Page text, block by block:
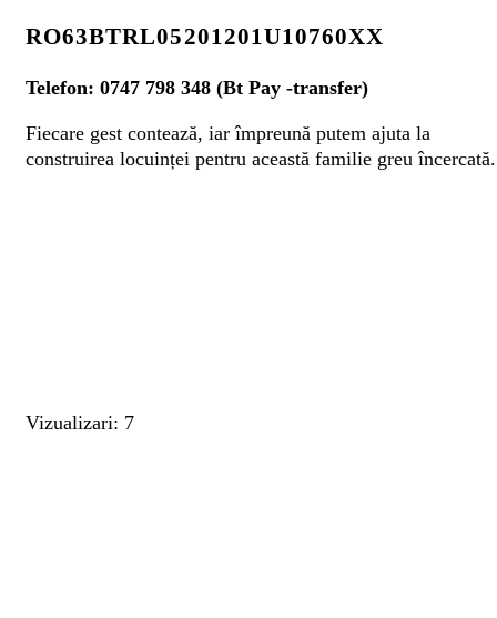
RO63BTRL05201201U10760XX
Telefon: 0747 798 348 (Bt Pay -transfer)
Fiecare gest contează, iar împreună putem ajuta la
construirea locuinței pentru această familie greu încercată.
Vizualizari: 7